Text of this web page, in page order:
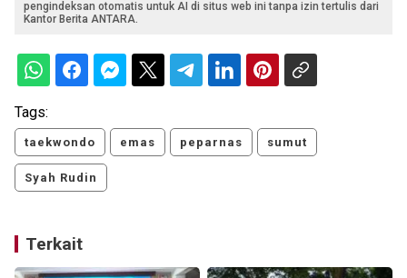
pengindeksan otomatis untuk AI di situs web ini tanpa izin tertulis dari
Kantor Berita ANTARA.
Tags:
taekwondo emas peparnas sumut
Syah Rudin
Terkait